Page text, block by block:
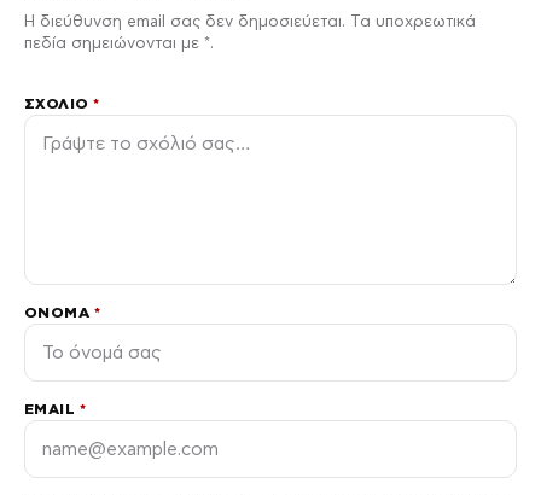
Η διεύθυνση email σας δεν δημοσιεύεται. Τα υποχρεωτικά
πεδία σημειώνονται με *.
ΣΧΌΛΙΟ*
ΌΝΟΜΑ *
EMAIL *